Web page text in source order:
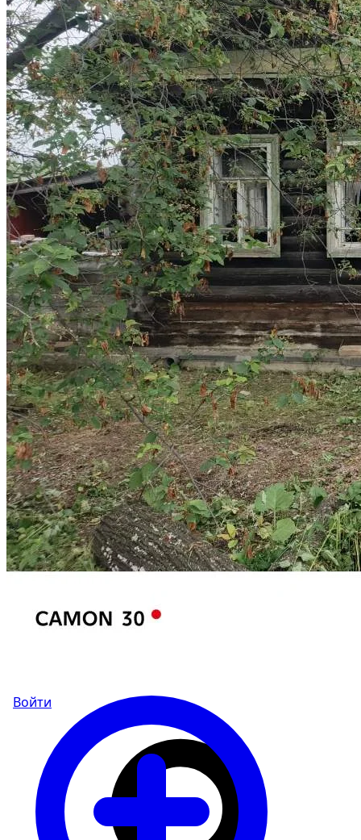
Избранное
Сохраняйте интересные объявления, чтобы быстро
вернуться к ним позже.
Перейти в избранное
Войти